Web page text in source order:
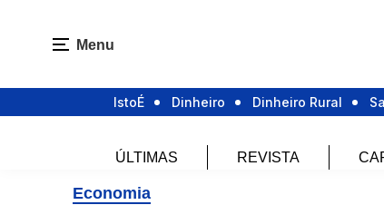
Menu
IstoÉ Dinheiro Dinheiro Rural
ÚLTIMAS REVISTA
Economia